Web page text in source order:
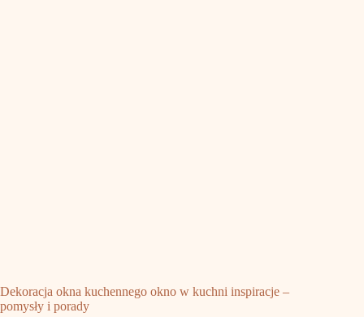
Dekoracja okna kuchennego okno w kuchni inspiracje –
pomysły i porady